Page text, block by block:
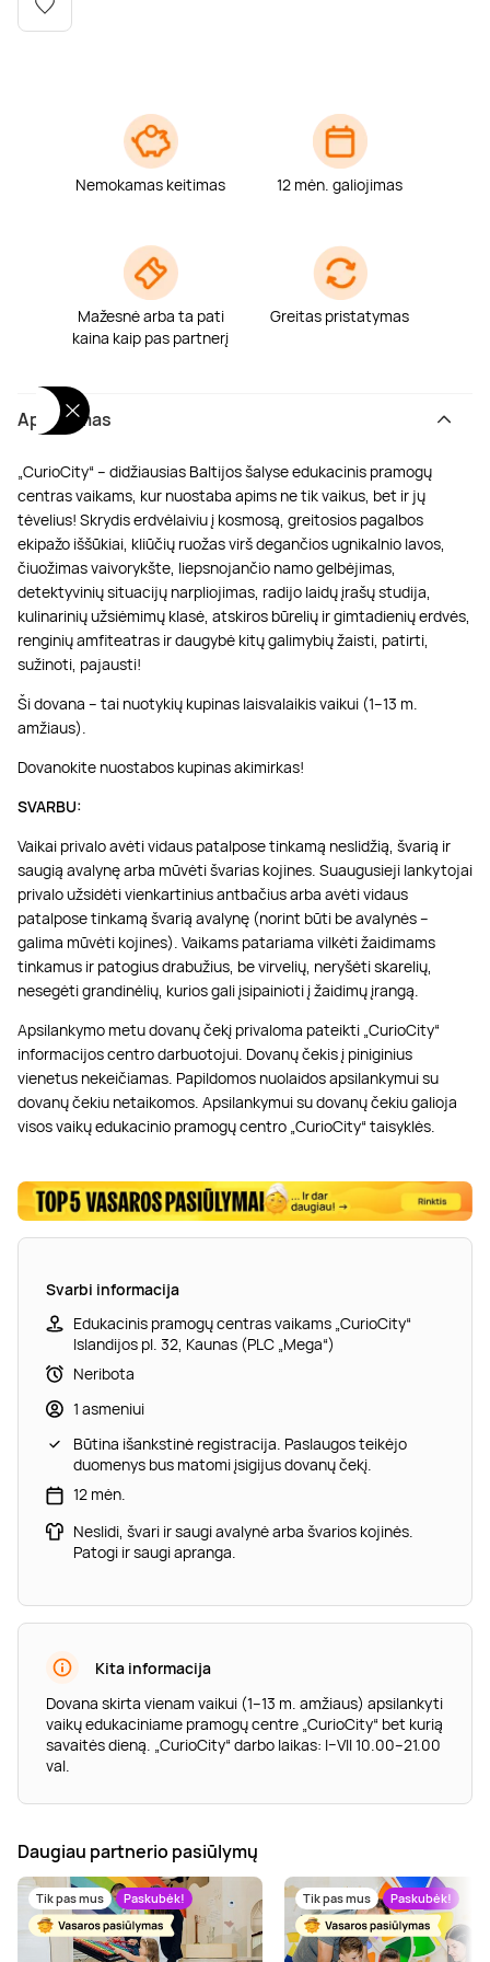
Nemokamas keitimas 12 mėn. galiojimas
Mažesnė arba ta pati
kaina kaip pas partnerį
Greitas pristatymas
Aprašymas
„CurioCity“ – didžiausias Baltijos šalyse edukacinis pramogų
centras vaikams, kur nuostaba apims ne tik vaikus, bet ir jų
tėvelius! Skrydis erdvėlaiviu į kosmosą, greitosios pagalbos
ekipažo iššūkiai, kliūčių ruožas virš degančios ugnikalnio lavos,
čiuožimas vaivorykšte, liepsnojančio namo gelbėjimas,
detektyvinių situacijų narpliojimas, radijo laidų įrašų studija,
kulinarinių užsiėmimų klasė, atskiros būrelių ir gimtadienių erdvės,
renginių amfiteatras ir daugybė kitų galimybių žaisti, patirti,
sužinoti, pajausti!
Ši dovana – tai nuotykių kupinas laisvalaikis vaikui (1–13 m.
amžiaus).
Dovanokite nuostabos kupinas akimirkas!
SVARBU:
Vaikai privalo avėti vidaus patalpose tinkamą neslidžią, švarią ir
saugią avalynę arba mūvėti švarias kojines. Suaugusieji lankytojai
privalo užsidėti vienkartinius antbačius arba avėti vidaus
patalpose tinkamą švarią avalynę (norint būti be avalynės –
galima mūvėti kojines). Vaikams patariama vilkėti žaidimams
tinkamus ir patogius drabužius, be virvelių, neryšėti skarelių,
nesegėti grandinėlių, kurios gali įsipainioti į žaidimų įrangą.
Apsilankymo metu dovanų čekį privaloma pateikti „CurioCity“
informacijos centro darbuotojui. Dovanų čekis į piniginius
vienetus nekeičiamas. Papildomos nuolaidos apsilankymui su
dovanų čekiu netaikomos. Apsilankymui su dovanų čekiu galioja
visos vaikų edukacinio pramogų centro „CurioCity“ taisyklės.
Svarbi informacija
Edukacinis pramogų centras vaikams „CurioCity“
Islandijos pl. 32, Kaunas (PLC „Mega“)
Neribota
1 asmeniui
Būtina išankstinė registracija. Paslaugos teikėjo
duomenys bus matomi įsigijus dovanų čekį.
12 mėn.
Neslidi, švari ir saugi avalynė arba švarios kojinės.
Patogi ir saugi apranga.
Kita informacija
Dovana skirta vienam vaikui (1–13 m. amžiaus) apsilankyti
vaikų edukaciniame pramogų centre „CurioCity“ bet kurią
savaitės dieną. „CurioCity“ darbo laikas: I–VII 10.00–21.00
val.
Daugiau partnerio pasiūlymų
Tik pas mus Paskubėk! Tik pas mus Paskubėk!